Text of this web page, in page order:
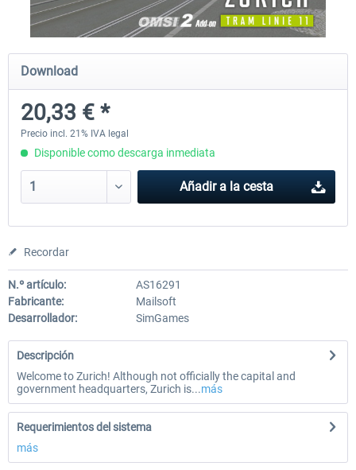
OMSI 2 Add-on Thüringer Wald
30,49 € *
Download
20,33 € *
Precio incl. 21% IVA legal
Disponible como descarga inmediata
Añadir a la cesta
Recordar
N.º artículo:
AS16291
Fabricante:
Mailsoft
Desarrollador:
SimGames
Descripción
Welcome to Zurich! Although not officially the capital and
government headquarters, Zurich is...más
Requerimientos del sistema
más